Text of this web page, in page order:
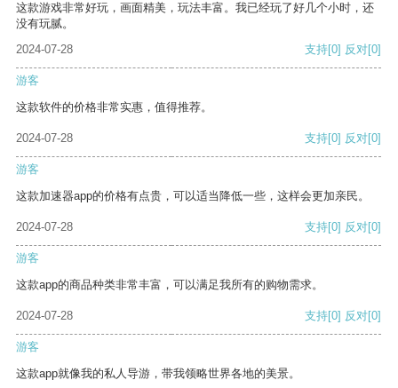
这款游戏非常好玩，画面精美，玩法丰富。我已经玩了好几个小时，还
没有玩腻。
2024-07-28
支持[0] 反对[0]
游客
这款软件的价格非常实惠，值得推荐。
2024-07-28 支持[0] 反对[0]
游客
这款加速器app的价格有点贵，可以适当降低一些，这样会更加亲民。
2024-07-28 支持[0] 反对[0]
游客
这款app的商品种类非常丰富，可以满足我所有的购物需求。
2024-07-28 支持[0] 反对[0]
游客
这款app就像我的私人导游，带我领略世界各地的美景。